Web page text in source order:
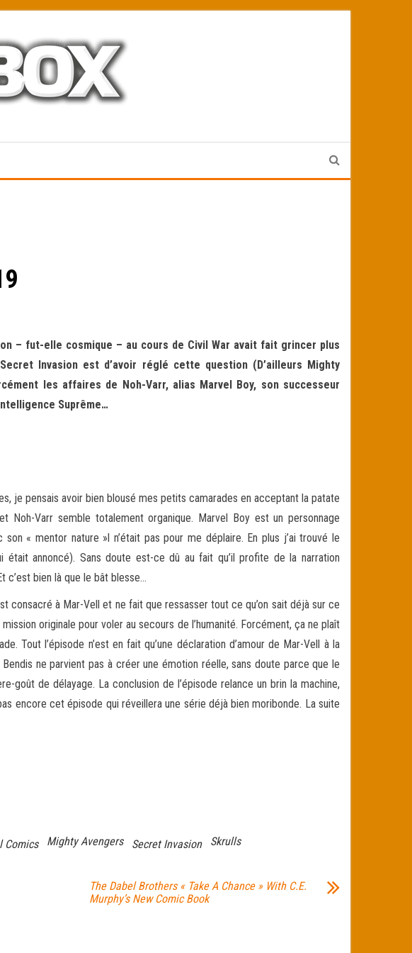
– fut-elle cosmique – au cours de Civil War avait fait grincer plus
Invasion est d’avoir réglé cette question (D’ailleurs Mighty
les affaires de Noh-Varr, alias Marvel Boy, son successeur
Suprême…
je pensais avoir bien blousé mes petits camarades en acceptant la patate
Noh-Varr semble totalement organique. Marvel Boy est un personnage
« mentor nature »l n’était pas pour me déplaire. En plus j’ai trouvé le
annoncé). Sans doute est-ce dû au fait qu’il profite de la narration
c’est bien là que le bât blesse…
consacré à Mar-Vell et ne fait que ressasser tout ce qu’on sait déjà sur ce
originale pour voler au secours de l’humanité. Forcément, ça ne plaît
Tout l’épisode n’est en fait qu’une déclaration d’amour de Mar-Vell à la
ne parvient pas à créer une émotion réelle, sans doute parce que le
goût de délayage. La conclusion de l’épisode relance un brin la machine,
encore cet épisode qui réveillera une série déjà bien moribonde. La suite
Comics Mighty Avengers Secret Invasion Skrulls
The Dabel Brothers « Take A Chance » With C.E.
Murphy’s New Comic Book